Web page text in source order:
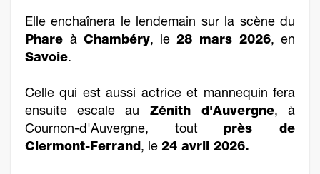
Elle enchaînera le lendemain sur la scène du
Phare à Chambéry, le 28 mars 2026, en
Savoie.
Celle qui est aussi actrice et mannequin fera
ensuite escale au Zénith d'Auvergne, à
Cournon-d'Auvergne, tout près de
Clermont-Ferrand, le 24 avril 2026.